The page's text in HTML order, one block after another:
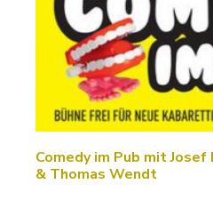
Comedy im Pub mit
& Thomas Wendt